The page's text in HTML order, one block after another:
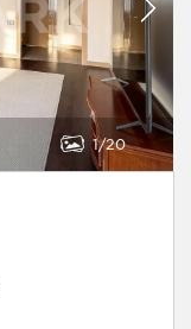
1 20